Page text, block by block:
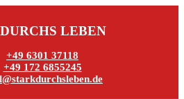
LEBEN
+49 6301 37118
+49 172 6855245